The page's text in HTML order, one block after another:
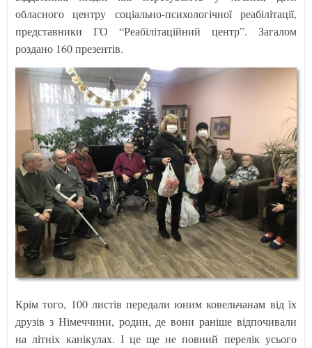
обласного центру соціально-психологічної реабілітації,
представники ГО “Реабілітаційний центр”. Загалом
роздано 160 презентів.
Крім того, 100 листів передали юним ковельчанам від їх
друзів з Німеччини, родин, де вони раніше відпочивали
на літніх канікулах. І це ще не повний перелік усього